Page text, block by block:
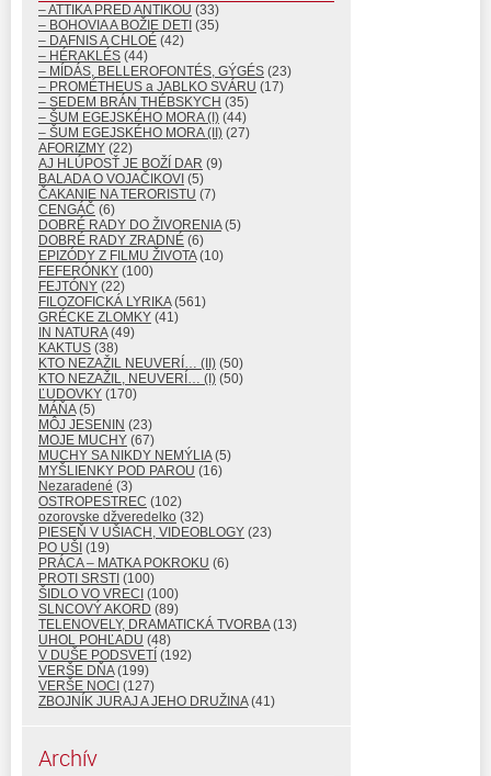
– ATTIKA PRED ANTIKOU (33)
– BOHOVIA A BOŽIE DETI (35)
– DAFNIS A CHLOÉ (42)
– HÉRAKLÉS (44)
– MÍDÁS, BELLEROFONTÉS, GÝGÉS (23)
– PROMÉTHEUS a JABLKO SVÁRU (17)
– SEDEM BRÁN THÉBSKYCH (35)
– ŠUM EGEJSKÉHO MORA (I) (44)
– ŠUM EGEJSKÉHO MORA (II) (27)
AFORIZMY (22)
AJ HLÚPOSŤ JE BOŽÍ DAR (9)
BALADA O VOJAČIKOVI (5)
ČAKANIE NA TERORISTU (7)
CENGÁČ (6)
DOBRÉ RADY DO ŽIVORENIA(5)
DOBRÉ RADY ZRADNÉ (6)
EPIZÓDY Z FILMU ŽIVOTA(10)
FEFERÓNKY (100)
FEJTÓNY (22)
FILOZOFICKÁ LYRIKA(561)
GRÉCKE ZLOMKY (41)
IN NATURA(49)
KAKTUS (38)
KTO NEZAŽIL NEUVERÍ… (II) (50)
KTO NEZAŽIL, NEUVERÍ… (I) (50)
ĽUDOVKY (170)
MÁŇA(5)
MÔJ JESENIN (23)
MOJE MUCHY (67)
MUCHY SA NIKDY NEMÝLIA(5)
MYŠLIENKY POD PAROU (16)
Nezaradené (3)
OSTROPESTREC (102)
ozorovske džveredelko (32)
PIESEŇ V UŠIACH, VIDEOBLOGY (23)
PO UŠI (19)
PRÁCA – MATKA POKROKU (6)
PROTI SRSTI (100)
ŠIDLO VO VRECI (100)
SLNCOVÝ AKORD (89)
TELENOVELY, DRAMATICKÁ TVORBA(13)
UHOL POHĽADU (48)
V DUŠE PODSVETÍ (192)
VERŠE DŇA(199)
VERŠE NOCI (127)
ZBOJNÍK JURAJ A JEHO DRUŽINA(41)
Archív